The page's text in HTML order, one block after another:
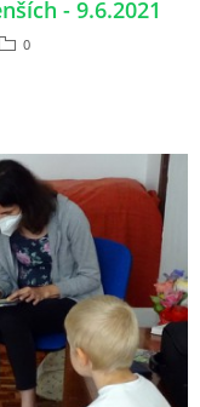
- 9.6.2021
0